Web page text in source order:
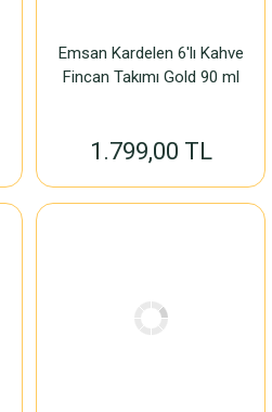
Emsan Kardelen 6'lı Kahve
Fincan Takımı Gold 90 ml
1.799,00 TL